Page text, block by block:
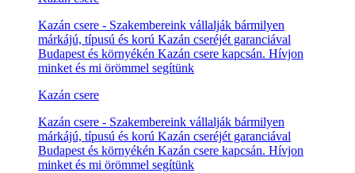
Kazán csere - Szakembereink vállalják bármilyen
márkájú, típusú és korú Kazán cseréjét garanciával
Budapest és környékén Kazán csere kapcsán. Hívjon
minket és mi örömmel segítünk
Kazán csere
Kazán csere - Szakembereink vállalják bármilyen
márkájú, típusú és korú Kazán cseréjét garanciával
Budapest és környékén Kazán csere kapcsán. Hívjon
minket és mi örömmel segítünk